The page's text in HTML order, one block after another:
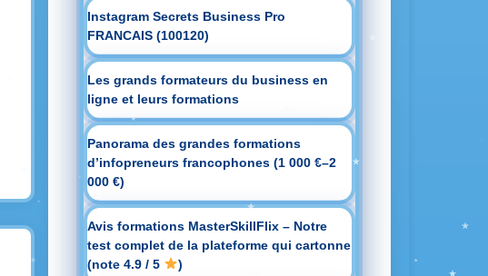
Instagram Secrets Business Pro
FRANCAIS (100120)
Les grands formateurs du business en
ligne et leurs formations
Panorama des grandes formations
d’infopreneurs francophones (1 000 €–2
000 €)
Avis formations MasterSkillFlix – Notre
test complet de la plateforme qui cartonne
(note 4.9 / 5
)